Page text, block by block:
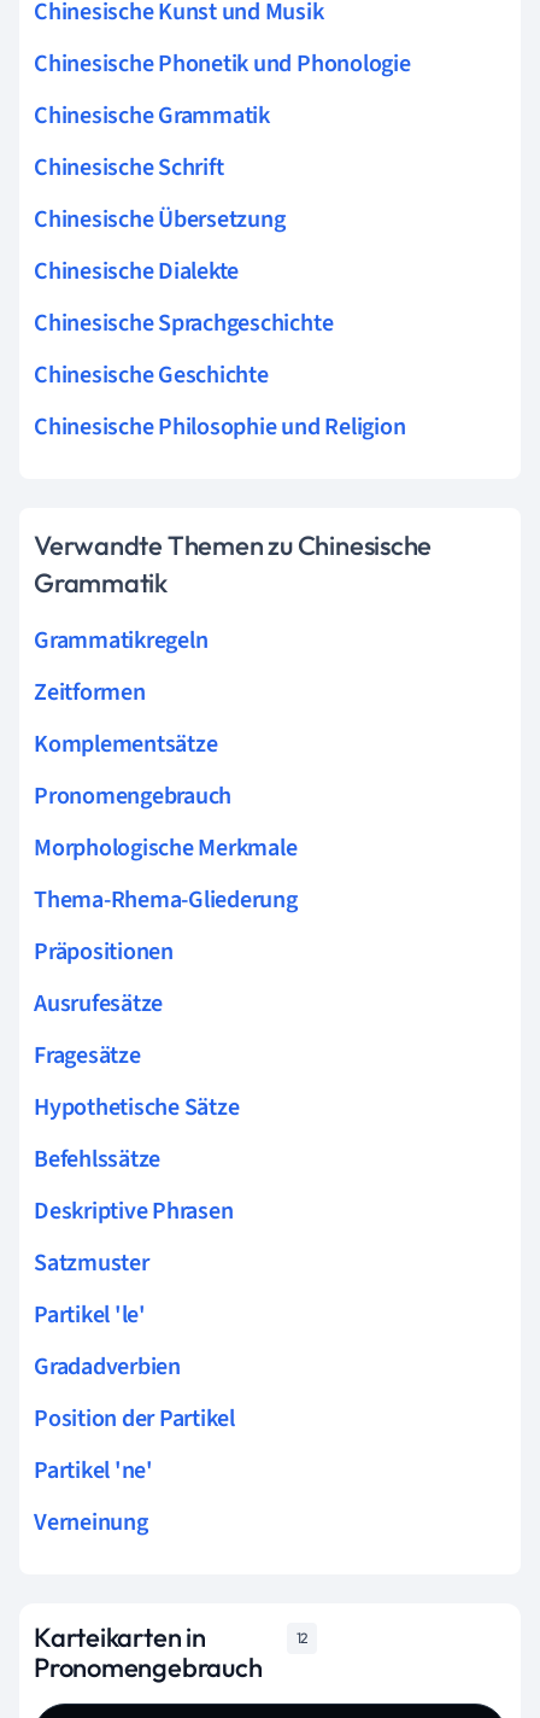
Chinesische Kunst und Musik
Chinesische Phonetik und Phonologie
Chinesische Grammatik
Chinesische Schrift
Chinesische Übersetzung
Chinesische Dialekte
Chinesische Sprachgeschichte
Chinesische Geschichte
Chinesische Philosophie und Religion
Verwandte Themen zu Chinesische
Grammatik
Grammatikregeln
Zeitformen
Komplementsätze
Pronomengebrauch
Morphologische Merkmale
Thema-Rhema-Gliederung
Präpositionen
Ausrufesätze
Fragesätze
Hypothetische Sätze
Befehlssätze
Deskriptive Phrasen
Satzmuster
Partikel 'le'
Gradadverbien
Position der Partikel
Partikel 'ne'
Verneinung
Karteikarten in
Pronomengebrauch
12